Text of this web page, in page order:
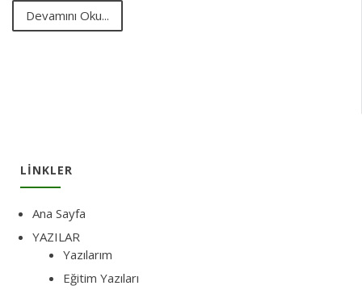
Devamını Oku...
LINKLER
Ana Sayfa
YAZILAR
Yazılarım
Eğitim Yazıları